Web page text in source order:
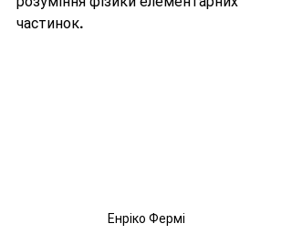
частинок.
Енріко Фермі